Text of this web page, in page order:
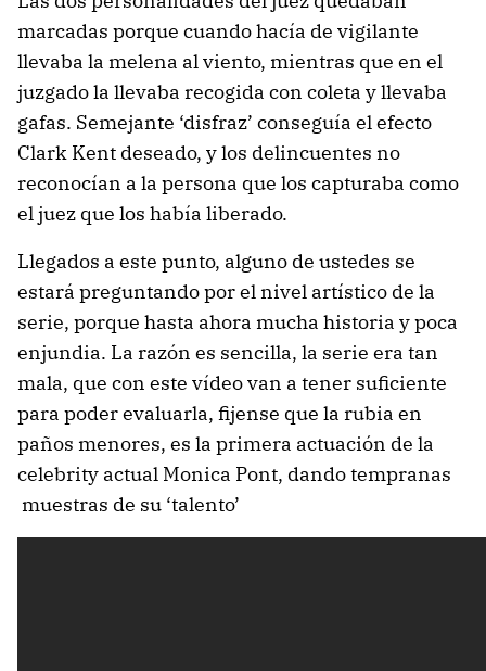
marcadas porque cuando hacía de vigilante
llevaba la melena al viento, mientras que en el
juzgado la llevaba recogida con coleta y llevaba
gafas. Semejante ‘disfraz’ conseguía el efecto
Clark Kent deseado, y los delincuentes no
reconocían a la persona que los capturaba como
el juez que los había liberado.
Llegados a este punto, alguno de ustedes se
estará preguntando por el nivel artístico de la
serie, porque hasta ahora mucha historia y poca
enjundia. La razón es sencilla, la serie era tan
mala, que con este vídeo van a tener suficiente
para poder evaluarla, fijense que la rubia en
paños menores, es la primera actuación de la
celebrity actual Monica Pont, dando tempranas
muestras de su ‘talento’